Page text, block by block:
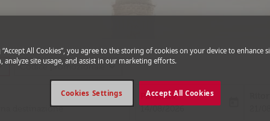
Codice promozionale expand_more
Partenza
fc-booking-departure-date-aria-
14/08/2026
fc-
“Accept All Cookies”, you agree to the storing of cookies on your device to enhance
analyze site usage, and assist in our marketing efforts.
Accept All Cookies
Cookies Settings